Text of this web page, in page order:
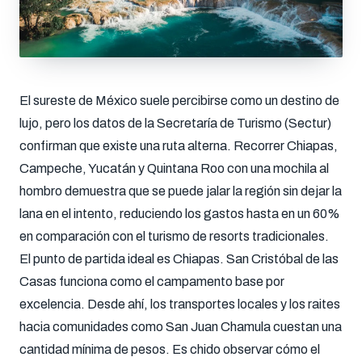
El sureste de México suele percibirse como un destino de
lujo, pero los datos de la Secretaría de Turismo (Sectur)
confirman que existe una ruta alterna. Recorrer Chiapas,
Campeche, Yucatán y Quintana Roo con una mochila al
hombro demuestra que se puede jalar la región sin dejar la
lana en el intento, reduciendo los gastos hasta en un 60%
en comparación con el turismo de resorts tradicionales.
El punto de partida ideal es Chiapas. San Cristóbal de las
Casas funciona como el campamento base por
excelencia. Desde ahí, los transportes locales y los raites
hacia comunidades como San Juan Chamula cuestan una
cantidad mínima de pesos. Es chido observar cómo el